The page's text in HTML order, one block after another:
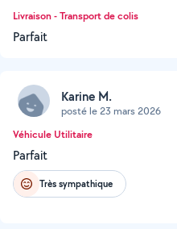
Livraison - Transport de colis
Parfait
Karine M.
posté le 23 mars 2026
Véhicule Utilitaire
Parfait
Très sympathique